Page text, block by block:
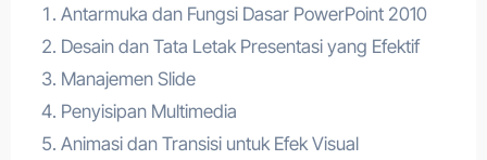
Antarmuka dan Fungsi Dasar PowerPoint 2010
Desain dan Tata Letak Presentasi yang Efektif
Manajemen Slide
Penyisipan Multimedia
Animasi dan Transisi untuk Efek Visual